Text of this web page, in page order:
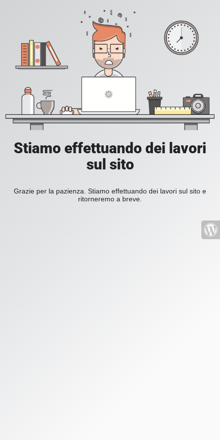
Stiamo effettuando dei lavori
sul sito
Grazie per la pazienza. Stiamo effettuando dei lavori sul sito e
ritorneremo a breve.